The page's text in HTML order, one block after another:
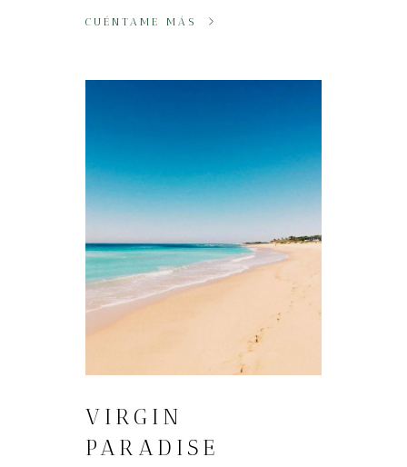
CUÉNTAME MÁS
VIRGIN
PARADISE